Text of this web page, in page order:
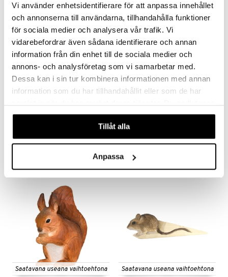
Vi använder enhetsidentifierare för att anpassa innehållet
och annonserna till användarna, tillhandahålla funktioner
för sociala medier och analysera vår trafik. Vi
vidarebefordrar även sådana identifierare och annan
information från din enhet till de sociala medier och
annons- och analysföretag som vi samarbetar med.
Dessa kan i sin tur kombinera informationen med annan
information som du har tillhandahållit eller som de har
våra cookies vid fortsatt användande av vår webbplats.
Tillåt alla
Anpassa
DecoBird
alk.19,99 €
Spring Birds puukoriste
SPRING COPENHAGEN
22,90 € (24,90€)
Saatavana useana vaihtoehtona Saatavana useana vaihtoehtona